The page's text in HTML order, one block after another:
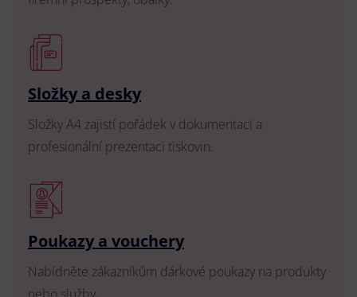
Složky a desky
Složky A4 zajistí pořádek v dokumentaci a
profesionální prezentaci tiskovin.
Poukazy a vouchery
Nabídněte zákazníkům dárkové poukazy na produkty